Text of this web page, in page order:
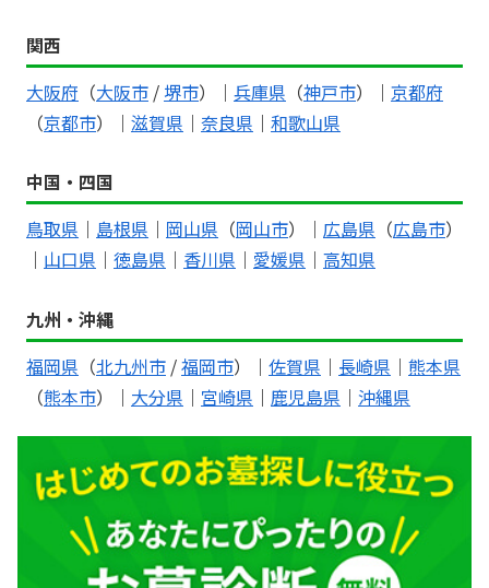
関西
大阪府 （大阪市 / 堺市）｜ 兵庫県 （神戸市）｜ 京都府
（京都市）｜ 滋賀県 ｜ 奈良県 ｜ 和歌山県
中国・四国
鳥取県 ｜ 島根県 ｜ 岡山県 （岡山市）｜ 広島県 （広島市）
｜ 山口県 ｜ 徳島県 ｜ 香川県 ｜ 愛媛県 ｜ 高知県
九州・沖縄
福岡県 （北九州市 /福岡市）｜ 佐賀県 ｜ 長崎県 ｜ 熊本県
（熊本市）｜ 大分県 ｜ 宮崎県 ｜ 鹿児島県 ｜ 沖縄県